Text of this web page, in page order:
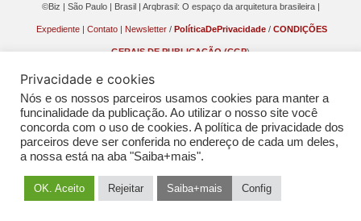
©Biz | São Paulo | Brasil | Arqbrasil: O espaço da arquitetura brasileira |
Expediente | Contato | Newsletter / PolíticaDePrivacidade / CONDIÇÕES
GERAIS DE PUBLICAÇÃO (CGP)
Privacidade e cookies
Nós e os nossos parceiros usamos cookies para manter a
funcinalidade da publicação. Ao utilizar o nosso site você
concorda com o uso de cookies. A política de privacidade dos
parceiros deve ser conferida no endereço de cada um deles,
a nossa está na aba "Saiba+mais".
OK. Aceito Rejeitar Saiba+mais Config